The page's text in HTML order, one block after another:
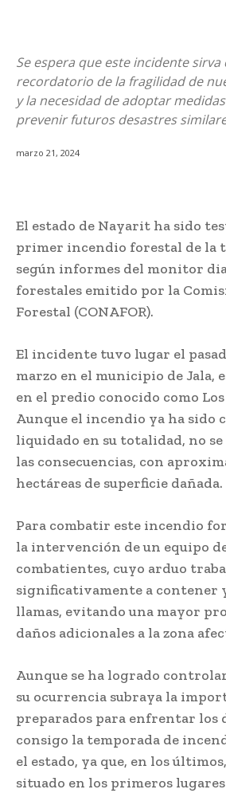
Se espera que este incidente sirva
recordatorio de la fragilidad de
y la necesidad de adoptar
prevenir futuros desastres
marzo 21, 2024
El estado de Nayarit ha sido
primer incendio forestal de la
según informes del monitor
forestales emitido por la
Forestal (CONAFOR).
El incidente tuvo lugar el
marzo en el municipio de Jala,
en el predio conocido como
Aunque el incendio ya ha sido
liquidado en su totalidad, no
las consecuencias, con
hectáreas de superficie dañada.
Para combatir este incendio
la intervención de un equipo
combatientes, cuyo arduo
significativamente a contener
llamas, evitando una mayor
daños adicionales a la zona
Aunque se ha logrado
su ocurrencia subraya la
preparados para enfrentar los
consigo la temporada de
el estado, ya que, en los
situado en los primeros